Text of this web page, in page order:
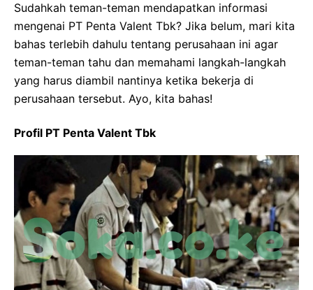
Sudahkah teman-teman mendapatkan informasi
mengenai PT Penta Valent Tbk? Jika belum, mari kita
bahas terlebih dahulu tentang perusahaan ini agar
teman-teman tahu dan memahami langkah-langkah
yang harus diambil nantinya ketika bekerja di
perusahaan tersebut. Ayo, kita bahas!
Profil PT Penta Valent Tbk